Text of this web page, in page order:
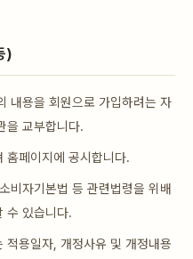
)
내용을 회원으로 가입하려는 자
을 교부합니다.
페이지에 공시합니다.
비자기본법 등 관련법령을 위배
수 있습니다.
용일자, 개정사유 및 개정내용